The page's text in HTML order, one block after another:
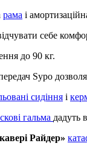
рама і
себе
до 90 кг.
Sypo
сидіння і
гальма дадуть
Райдер»